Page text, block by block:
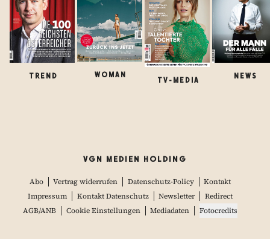
TREND WOMAN
TV-MEDIA
NEWS
VGN MEDIEN HOLDING
Abo Vertrag widerrufen Datenschutz-Policy
Kontakt
Impressum
Kontakt Datenschutz Newsletter
Redirect
AGB/ANB
Cookie Einstellungen Mediadaten Fotocredits